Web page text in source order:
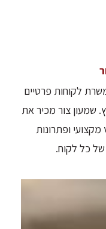
עורכי דין צור נוסד בשנת 2001 ומשרת לקוחות פרטיים
שמעון צור מכיר את
מקצועי ופתרונות
כל לקוח.